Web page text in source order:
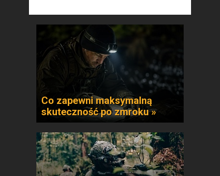
Co zapewni maksymalną
skuteczność po zmroku »